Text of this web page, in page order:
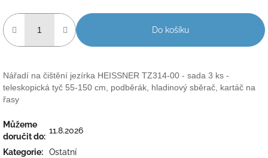
Do košíku
Nářadí na čištění jezírka HEISSNER TZ314-00 - sada 3 ks -
teleskopická tyč 55-150 cm, podběrák, hladinový sběrač, kartáč na
řasy
Můžeme
doručit do:
11.8.2026
Kategorie:
Ostatní